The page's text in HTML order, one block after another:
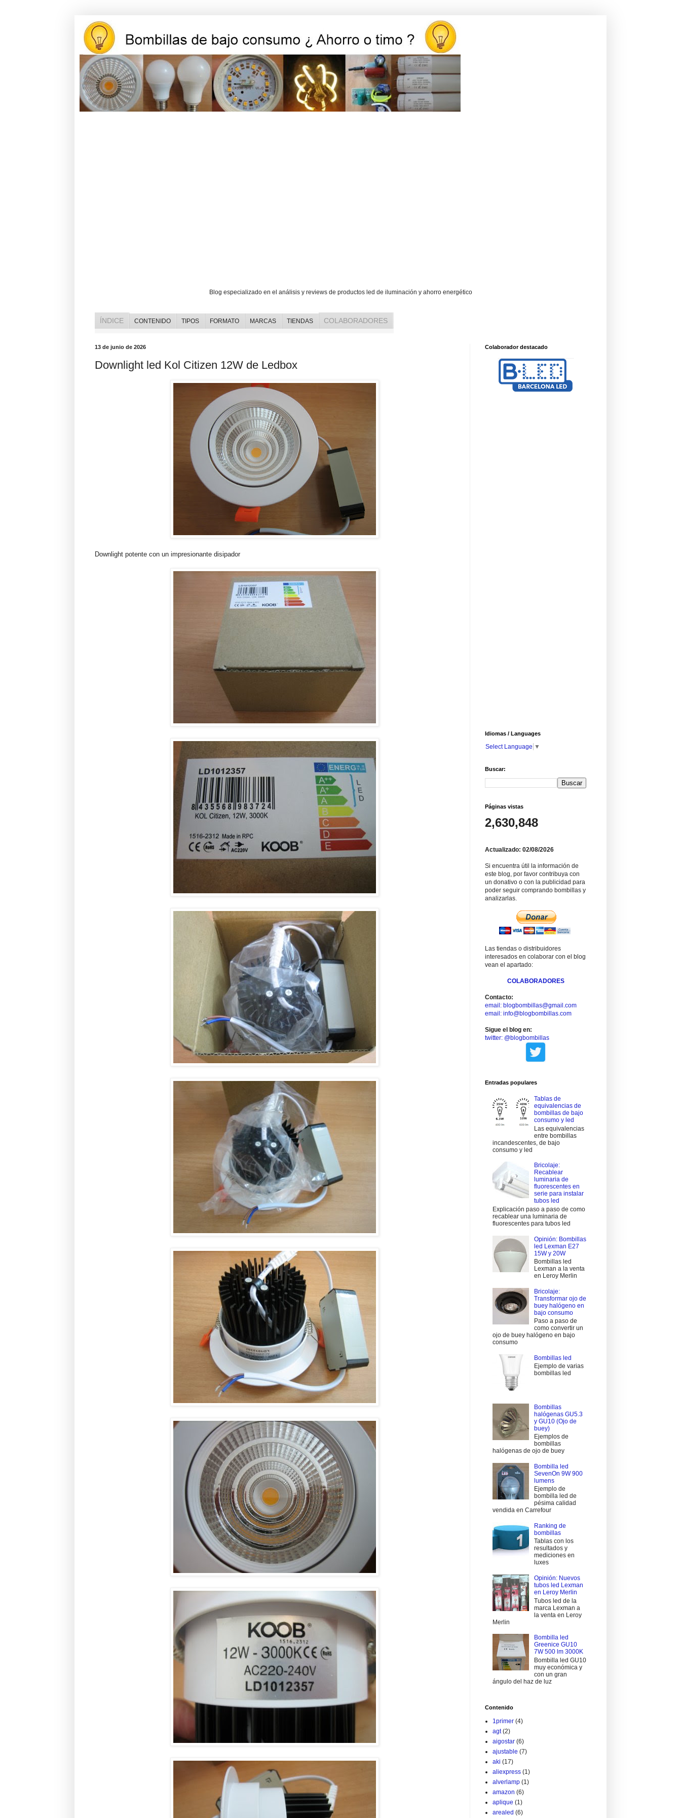
Blog especializado en el análisis y reviews de productos led de iluminación y ahorro energético
ÍNDICE CONTENIDO TIPOS FORMATO MARCAS TIENDAS COLABORADORES
13 de junio de 2026
Downlight led Kol Citizen 12W de Ledbox
Downlight potente con un impresionante disipador
Colaborador destacado
Idiomas / Languages
Select Language ▼
Buscar:
Páginas vistas
2,630,848
Actualizado: 02/08/2026
Si encuentra útil la información de
este blog, por favor contribuya con
un donativo o con la publicidad para
poder seguir comprando bombillas y
analizarlas.
Las tiendas o distribuidores
interesados en colaborar con el blog
vean el apartado:
COLABORADORES
Contacto:
email: blogbombillas@gmail.com
email: info@blogbombillas.com
Sigue el blog en:
twitter: @blogbombillas
Entradas populares
Tablas de
equivalencias de
bombillas de bajo
consumo y led
Las equivalencias
entre bombillas
incandescentes, de bajo
consumo y led
Bricolaje:
Recablear
luminaria de
fluorescentes en
serie para instalar
tubos led
Explicación paso a paso de como
recablear una luminaria de
fluorescentes para tubos led
Opinión: Bombillas
led Lexman E27
15W y 20W
Bombillas led
Lexman a la venta
en Leroy Merlin
Bricolaje:
Transformar ojo de
buey halógeno en
bajo consumo
Paso a paso de
como convertir un
ojo de buey halógeno en bajo
consumo
Bombillas led
Ejemplo de varias
bombillas led
Bombillas
halógenas GU5.3
y GU10 (Ojo de
buey)
Ejemplos de
bombillas
halógenas de ojo de buey
Bombilla led
SevenOn 9W 900
lumens
Ejemplo de
bombilla led de
pésima calidad
vendida en Carrefour
Ranking de
bombillas
Tablas con los
resultados y
mediciones en
luxes
Opinión: Nuevos
tubos led Lexman
en Leroy Merlin
Tubos led de la
marca Lexman a
la venta en Leroy
Merlin
Bombilla led
Greenice GU10
7W 500 lm 3000K
Bombilla led GU10
muy económica y
con un gran
ángulo del haz de luz
Contenido
1primer (4)
agt (2)
aigostar (6)
ajustable (7)
aki (17)
aliexpress (1)
alverlamp (1)
amazon (6)
aplique (1)
arealed (6)